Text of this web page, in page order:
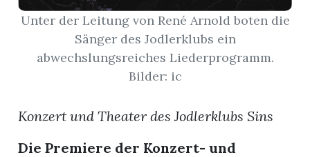
Unter der Leitung von René Arnold boten die
Sänger des Jodlerklubs ein
abwechslungsreiches Liederprogramm.
Bilder: ic
Konzert und Theater des Jodlerklubs Sins
Die Premiere der Konzert- und